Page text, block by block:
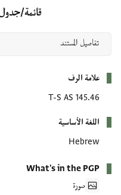
قائمة/جدول
علامة الرف
T-S AS 145.46
اللغة الأساسية
Hebrew
What's in the PGP
صورة